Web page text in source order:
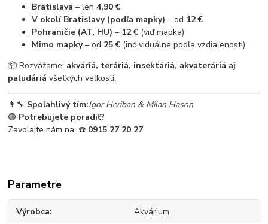
Bratislava – len4,90 €
V okolí Bratislavy (podľa mapky) – od 12 €
Pohraničie (AT, HU) – 12 € (viď mapka)
Mimo mapky– od 25 € (individuálne podľa vzdialenosti)
📦 Rozvážame: akváriá, teráriá, insektáriá, akvateráriá aj
paludáriá všetkých veľkostí.
👨‍🔧 Spoľahlivý tím:Igor Heriban & Milan Hason
🟢 Potrebujete poradiť?
Zavolajte nám na: ☎️ 0915 27 20 27
Parametre
Výrobca Akvárium